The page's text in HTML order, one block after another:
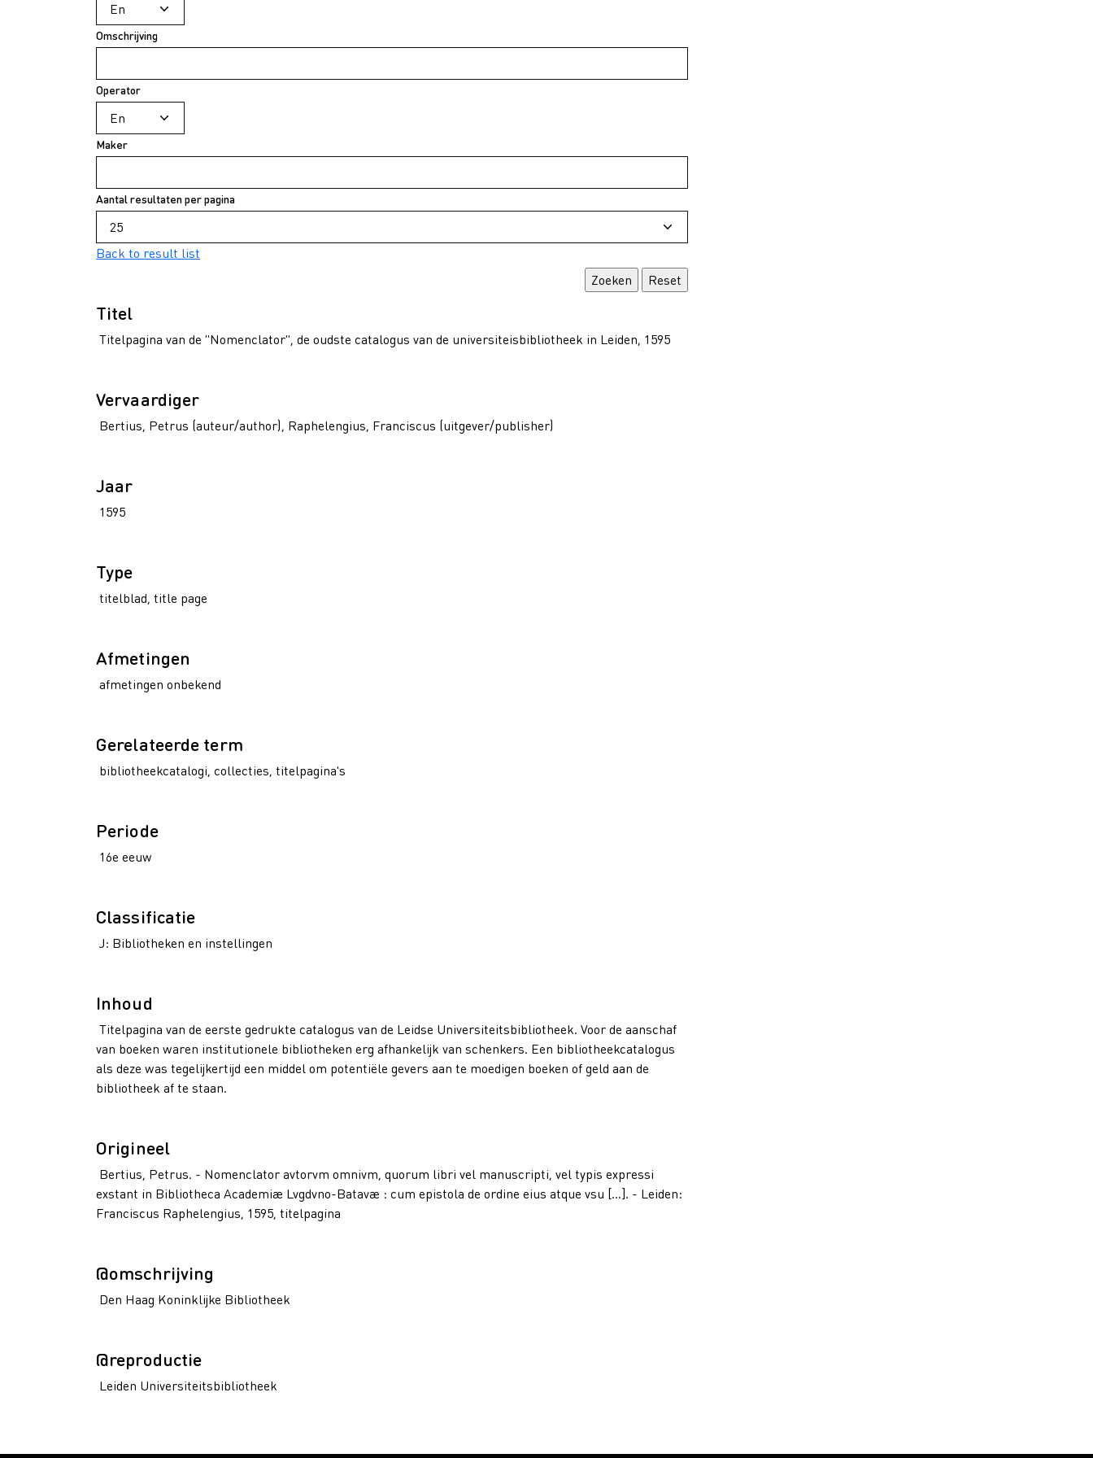
Omschrijving
Operator
Maker
Aantal resultaten per pagina
Back to result list
Titel
Titelpagina van de "Nomenclator", de oudste catalogus van de universiteisbibliotheek in Leiden, 1595
Vervaardiger
Bertius, Petrus (auteur/author), Raphelengius, Franciscus (uitgever/publisher)
Jaar
1595
Type
titelblad, title page
Afmetingen
afmetingen onbekend
Gerelateerde term
bibliotheekcatalogi, collecties, titelpagina's
Periode
16e eeuw
Classificatie
J: Bibliotheken en instellingen
Inhoud
Titelpagina van de eerste gedrukte catalogus van de Leidse Universiteitsbibliotheek. Voor de aanschaf
van boeken waren institutionele bibliotheken erg afhankelijk van schenkers. Een bibliotheekcatalogus
als deze was tegelijkertijd een middel om potentiële gevers aan te moedigen boeken of geld aan de
bibliotheek af te staan.
Origineel
Bertius, Petrus. - Nomenclator avtorvm omnivm, quorum libri vel manuscripti, vel typis expressi
exstant in Bibliotheca Academiæ Lvgdvno-Batavæ : cum epistola de ordine eius atque vsu [...]. - Leiden:
Franciscus Raphelengius, 1595, titelpagina
@omschrijving
Den Haag Koninklijke Bibliotheek
@reproductie
Leiden Universiteitsbibliotheek